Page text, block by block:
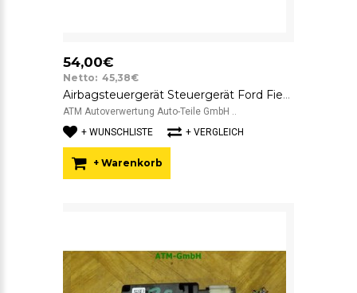
54,00€
Netto: 45,38€
Airbagsteuergerät Steuergerät Ford Fiesta 5 V 6S6T14B056LC FoMoCo
ATM Autoverwertung Auto-Teile GmbH ..
+ WUNSCHLISTE
+ VERGLEICH
+ Warenkorb